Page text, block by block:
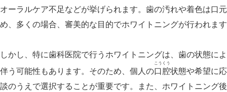
オーラルケア不足などが挙げられます。歯の汚れや着色は口
め、多くの場合、審美的な目的でホワイトニングが行われま
しかし、特に歯科医院で行うホワイトニングは、歯の状態に
伴う可能性もあります。そのため、個人の口腔
こうくう
状態や希望に
談のうえで選択することが重要です。また、ホワイトニング